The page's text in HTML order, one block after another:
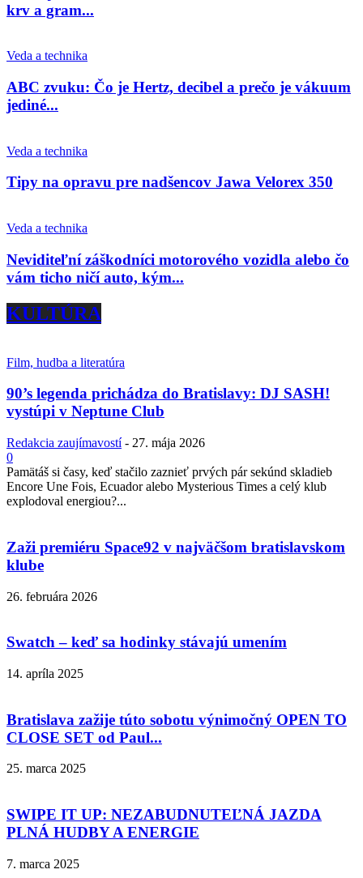
krv a gram...
Veda a technika
ABC zvuku: Čo je Hertz, decibel a prečo je vákuum
jediné...
Veda a technika
Tipy na opravu pre nadšencov Jawa Velorex 350
Veda a technika
Neviditeľní záškodníci motorového vozidla alebo čo
vám ticho ničí auto, kým...
KULTÚRA
Film, hudba a literatúra
90’s legenda prichádza do Bratislavy: DJ SASH!
vystúpi v Neptune Club
Redakcia zaujímavostí - 27. mája 2026
0
Pamätáš si časy, keď stačilo zaznieť prvých pár sekúnd skladieb
Encore Une Fois, Ecuador alebo Mysterious Times a celý klub
explodoval energiou?...
Zaži premiéru Space92 v najväčšom bratislavskom
klube
26. februára 2026
Swatch – keď sa hodinky stávajú umením
14. apríla 2025
Bratislava zažije túto sobotu výnimočný OPEN TO
CLOSE SET od Paul...
25. marca 2025
SWIPE IT UP: NEZABUDNUTEĽNÁ JAZDA
PLNÁ HUDBY A ENERGIE
7. marca 2025